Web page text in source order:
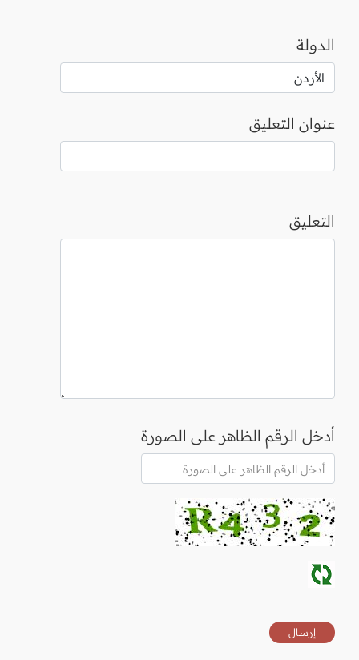
الدولة
عنوان التعليق
التعليق
أدخل الرقم الظاهر على الصورة